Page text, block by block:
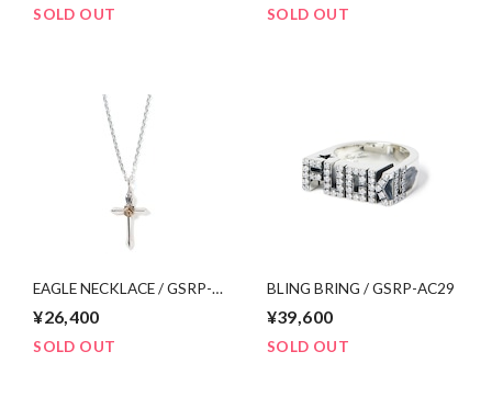
SOLD OUT SOLD OUT
EAGLE NECKLACE / GSRP-
AC04
¥26,400
SOLD OUT
BLING BRING / GSRP-AC29
¥39,600
SOLD OUT